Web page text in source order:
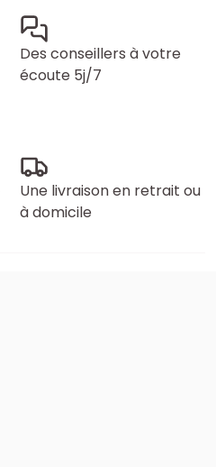
Des conseillers à votre
écoute 5j/7
Une livraison en retrait ou
à domicile